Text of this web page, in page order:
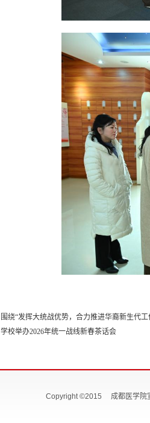
围绕“发挥大统战优势，合力推进华裔新生代
学校举办2026年统一战线新春茶话会
Copyright ©2015 成都医学院